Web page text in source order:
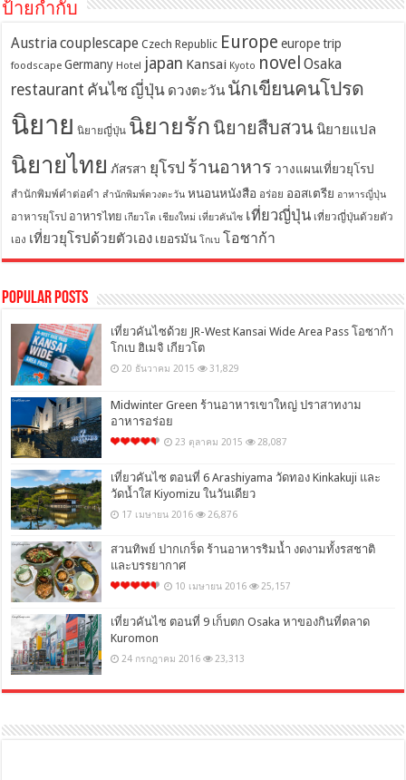
ป้ายกำกับ
Austriacouplescape Czech Republic Europe europe trip
foodscape Germany Hotel japan Kansai Kyoto novel Osaka
restaurant คันไซ ญี่ปุ่น ดวงตะวัน นักเขียนคนโปรด
นิยาย นิยายญี่ปุ่น นิยายรัก นิยายสืบสวน นิยายแปล
นิยายไทย ภัสรสา ยุโรป ร้านอาหาร วางแผนเที่ยวยุโรป
สำนักพิมพ์คำต่อคำ สำนักพิมพ์ดวงตะวัน หนอนหนังสือ อร่อย ออสเตรีย อาหารญี่ปุ่น
อาหารยุโรป อาหารไทย เกียวโต เชียงใหม่ เที่ยวคันไซ เที่ยวญี่ปุ่น เที่ยวญี่ปุ่นด้วยตัว
เอง เที่ยวยุโรปด้วยตัวเอง เยอรมัน โกเบ โอซาก้า
Popular Posts
เที่ยวคันไซด้วย JR-West Kansai Wide Area Pass โอซาก้า
โกเบ ฮิเมจิ เกียวโต
20 ธันวาคม 2015 31,829
Midwinter Green ร้านอาหารเขาใหญ่ ปราสาทงาม
อาหารอร่อย
23 ตุลาคม 2015 28,087
เที่ยวคันไซ ตอนที่ 6 Arashiyama วัดทอง Kinkakuji และ
วัดน้ำใส Kiyomizu ในวันเดียว
17 เมษายน 2016 26,876
สวนทิพย์ ปากเกร็ด ร้านอาหารริมน้ำ งดงามทั้งรสชาติ
และบรรยากาศ
10 เมษายน 2016 25,157
เที่ยวคันไซ ตอนที่ 9 เก็บตก Osaka หาของกินที่ตลาด
Kuromon
24 กรกฎาคม 2016 23,313